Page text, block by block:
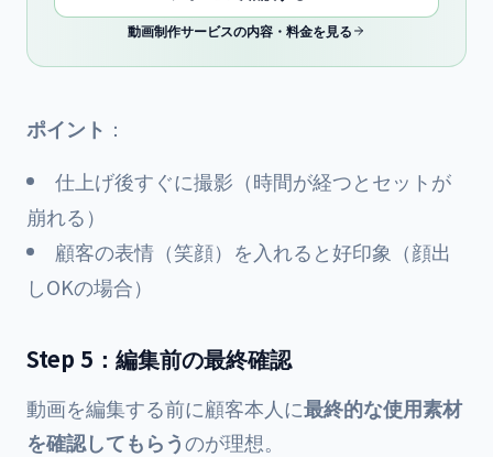
動画制作サービスの内容・料金を見る
ポイント ：
仕上げ後すぐに撮影（時間が経つとセットが
崩れる）
顧客の表情（笑顔）を入れると好印象（顔出
しOKの場合）
Step 5：編集前の最終確認
動画を編集する前に顧客本人に最終的な使用素材
を確認してもらうのが理想。